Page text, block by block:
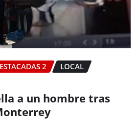
2
LOCAL
a un hombre tras